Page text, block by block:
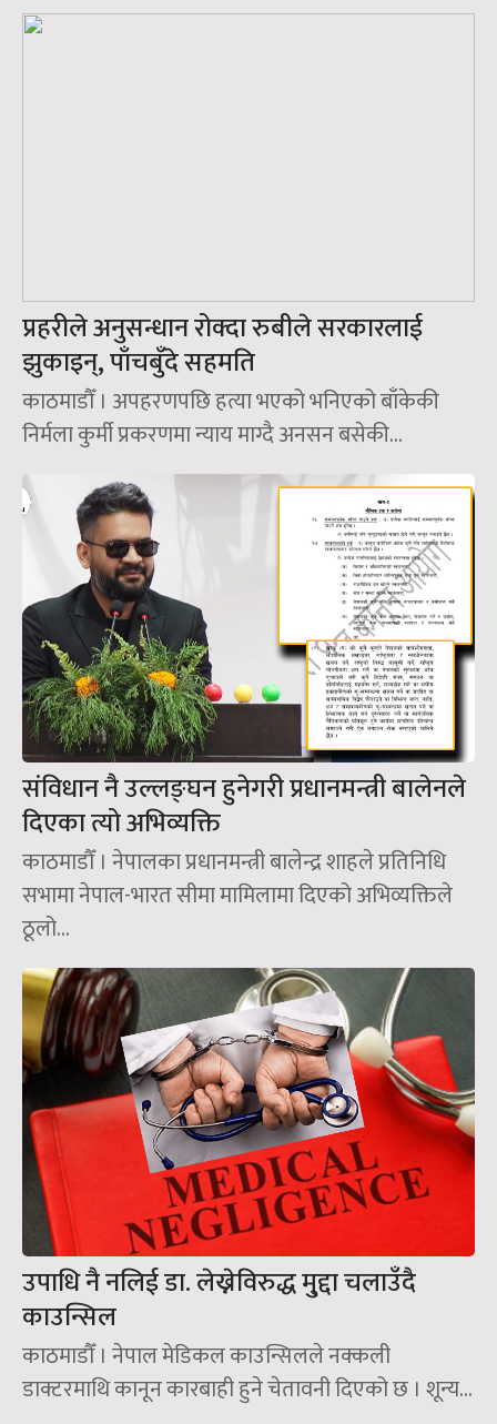
प्रहरीले अनुसन्धान रोक्दा रुबीले सरकारलाई
झुकाइन्‌, पाँचबुँदे सहमति
काठमाडौँ । अपहरणपछि हत्या भएको भनिएको बाँकेकी
निर्मला कुर्मी प्रकरणमा न्याय माग्दै अनसन बसेकी...
संविधान नै उल्लङ्घन हुनेगरी प्रधानमन्त्री बालेनले
दिएका त्यो अभिव्यक्ति
काठमाडौँ । नेपालका प्रधानमन्त्री बालेन्द्र शाहले प्रतिनिधि
सभामा नेपाल-भारत सीमा मामिलामा दिएको अभिव्यक्तिले
ठूलो...
उपाधि नै नलिई डा. लेख्नेविरुद्ध मु्द्दा चलाउँदै
काउन्सिल
काठमाडौँ । नेपाल मेडिकल काउन्सिलले नक्कली
डाक्टरमाथि कानून कारबाही हुने चेतावनी दिएको छ । शून्य...